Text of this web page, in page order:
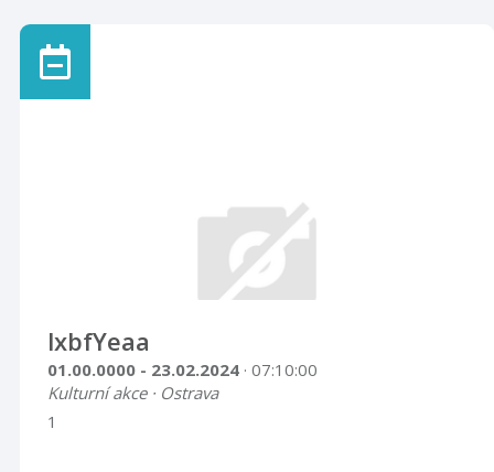
lxbfYeaa
01.00.0000 - 23.02.2024 · 07:10:00
Kulturní akce · Ostrava
1